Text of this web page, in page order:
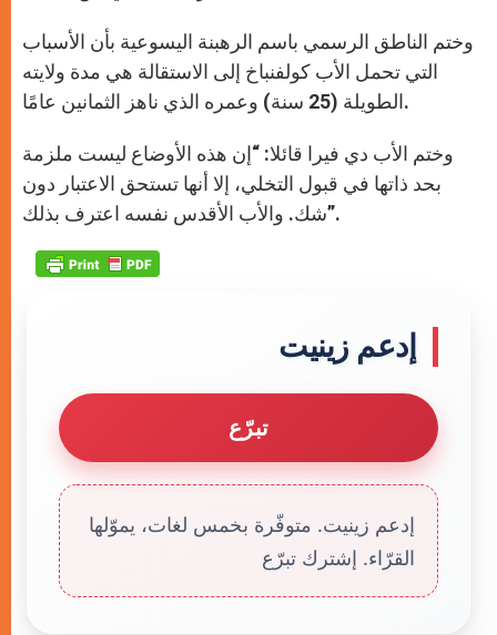
وختم الناطق الرسمي باسم الرهبنة اليسوعية بأن الأسباب
التي تحمل الأب كولفنباخ إلى الاستقالة هي مدة ولايته
الطويلة (25 سنة) وعمره الذي ناهز الثمانين عامًا.
وختم الأب دي فيرا قائلا: “إن هذه الأوضاع ليست ملزمة
بحد ذاتها في قبول التخلي، إلا أنها تستحق الاعتبار دون
شك. والأب الأقدس نفسه اعترف بذلك”.
إدعم زينيت
تبرّع
إدعم زينيت. متوفّرة بخمس لغات، يموّلها
القرّاء. إشترك تبرّع